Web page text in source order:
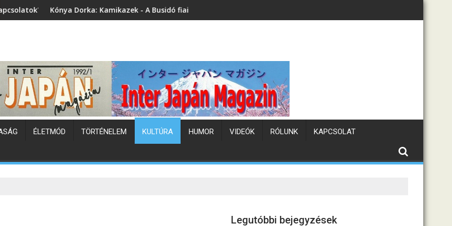
Kamikazek - A Busidó fiai (könyvbemutató)Japán hőhullám
ÉLETMÓD TÖRTÉNELEM KULTÚRA HUMOR VIDEÓK RÓLUNK KAPCSOLAT
Legutóbbi bejegyzések